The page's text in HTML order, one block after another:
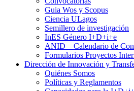
Guia Wos y Scopus
Ciencia ULagos
Semillero de investigación
InES Género I+D+i+e
ANID – Calendario de
Formularios Proyectos
Dirección de Innovación y
Quiénes Somos
Políticas y Reglamentos